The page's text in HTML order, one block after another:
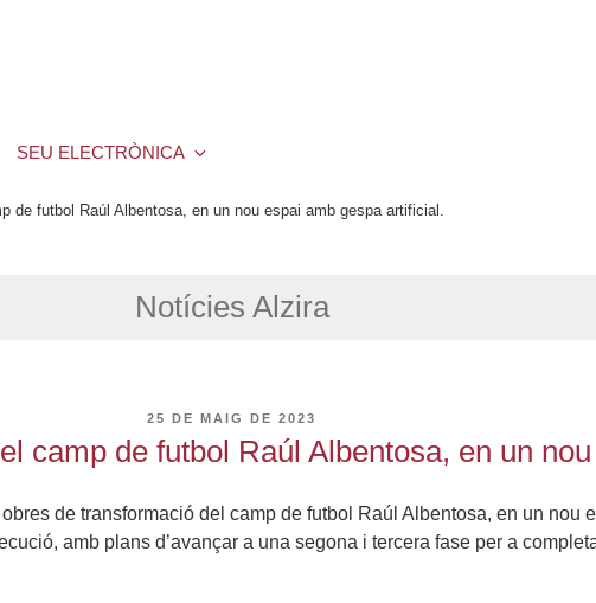
SEU ELECTRÒNICA
de futbol Raúl Albentosa, en un nou espai amb gespa artificial.
Notícies Alzira
PUBLICAT
25 DE MAIG DE 2023
camp de futbol Raúl Albentosa, en un
de transformació del camp de futbol Raúl Albentosa, en un nou
amb plans d’avançar a una segona i tercera fase per a